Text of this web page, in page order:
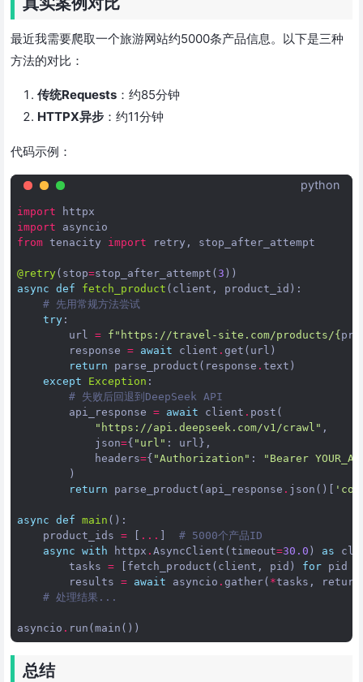
最近我需要爬取一个旅游网站约5000条产品信息。以下是三种
方法的对比：
传统Requests ：约85分钟
HTTPX异步 ：约11分钟
代码示例：
python
import
httpx
import
asyncio
from tenacity import retry , stop_after_attempt
@retry ( stop=stop_after_attempt ( 3 ))
async def fetch_product ( client , product_id ):
# 先用常规方法尝试
try :
url = f "https://travel-site.com/products/{
response = await client . get ( url )
return
parse_product ( response . text )
except
Exception :
# 失败后回退到DeepSeek API
api_response = await client . post (
"https://api.deepseek.com/v1/crawl" ,
json={ "url" : url },
headers={ "Authorization" :
"Bearer
)
return
parse_product ( api_response . json ()[
async def main ():
product_ids = ...
# 5000个产品ID
async with httpx . AsyncClient ( timeout=30.0 ) as
tasks = fetch_product ( client , pid ) for pid
results = await asyncio . gather( *tasks ,
# 处理结果...
asyncio . run ( main ())
总结